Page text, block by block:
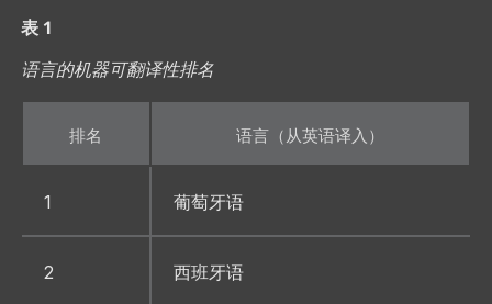
表 1
语言的机器可翻译性排名
排名 语言（从英语译入）
1 葡萄牙语
2 西班牙语